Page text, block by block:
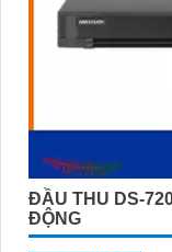
ĐẦU THU DS-
ĐỘNG